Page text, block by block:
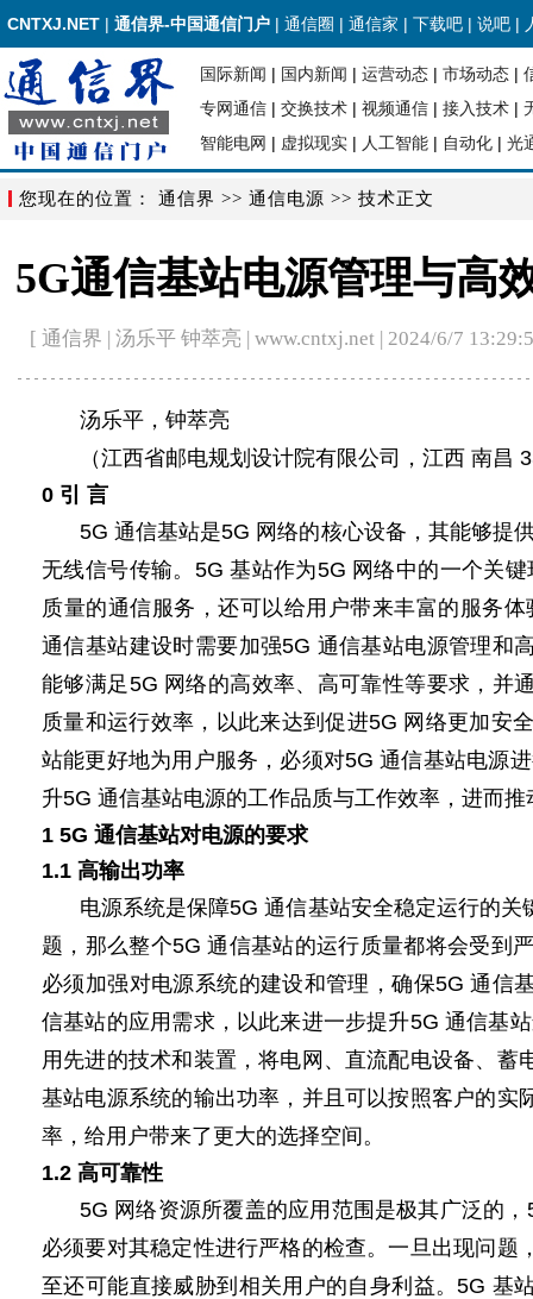
CNTXJ.NET | 通信界-中国通信门户 | 通信圈 | 通信家 | 下载吧 | 说吧 |
国际新闻 | 国内新闻 | 运营动态 | 市场动态 |
专网通信 | 交换技术 | 视频通信 | 接入技术 |
智能电网 | 虚拟现实 | 人工智能 | 自动化 | 光
您现在的位置： 通信界 >> 通信电源 >> 技术正文
5G通信基站电源管理与高
[ 通信界 | 汤乐平 钟萃亮 | www.cntxj.net | 2024/6/7
汤乐平，钟萃亮
（江西省邮电规划设计院有限公司，江西 南昌
0 引 言
5G 通信基站是5G 网络的核心设备，其能够提
无线信号传输。5G 基站作为5G 网络中的一个关
质量的通信服务，还可以给用户带来丰富的服务
通信基站建设时需要加强5G 通信基站电源管理和
能够满足5G 网络的高效率、高可靠性等要求，并
质量和运行效率，以此来达到促进5G 网络更加安
站能更好地为用户服务，必须对5G 通信基站电源
升5G 通信基站电源的工作品质与工作效率，进而推
1 5G 通信基站对电源的要求
1.1 高输出功率
电源系统是保障5G 通信基站安全稳定运行的
题，那么整个5G 通信基站的运行质量都将会受到
必须加强对电源系统的建设和管理，确保5G 通信
信基站的应用需求，以此来进一步提升5G 通信基
用先进的技术和装置，将电网、直流配电设备、
基站电源系统的输出功率，并且可以按照客户的实
率，给用户带来了更大的选择空间。
1.2 高可靠性
5G 网络资源所覆盖的应用范围是极其广泛的
必须要对其稳定性进行严格的检查。一旦出现问
至还可能直接威胁到相关用户的自身利益。5G 基